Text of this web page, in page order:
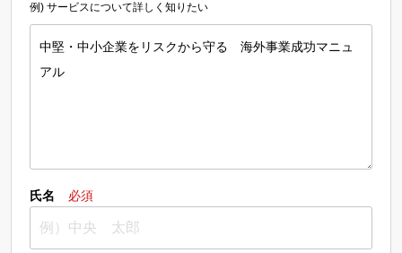
例) サービスについて詳しく知りたい
氏名 必須